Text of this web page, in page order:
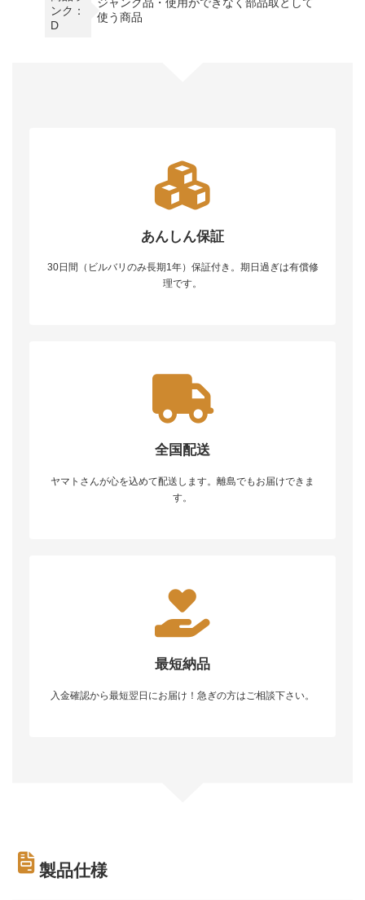
ンク：
D
使う商品
あんしん保証
30日間（ビルバリのみ長期1年）保証付き。期日過ぎは有償修
理です。
全国配送
ヤマトさんが心を込めて配送します。離島でもお届けできま
す。
最短納品
入金確認から最短翌日にお届け！急ぎの方はご相談下さい。
製品仕様